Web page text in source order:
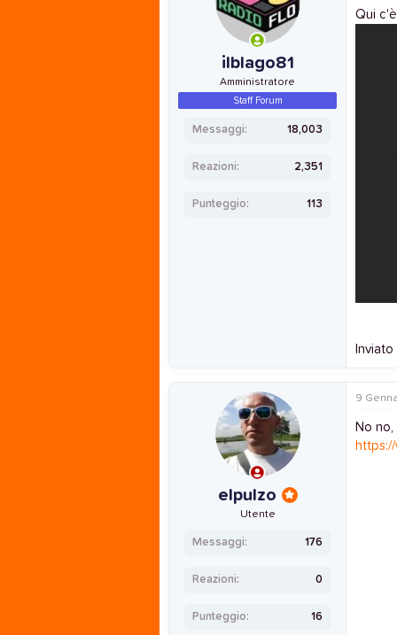
ilblago81
Amministratore
Staff Forum
Messaggi 18,003
Reazioni 2,351
Punteggio 113
Qui
Inviato
elpulzo
Utente
Messaggi 176
Reazioni 0
Punteggio 16
9
No